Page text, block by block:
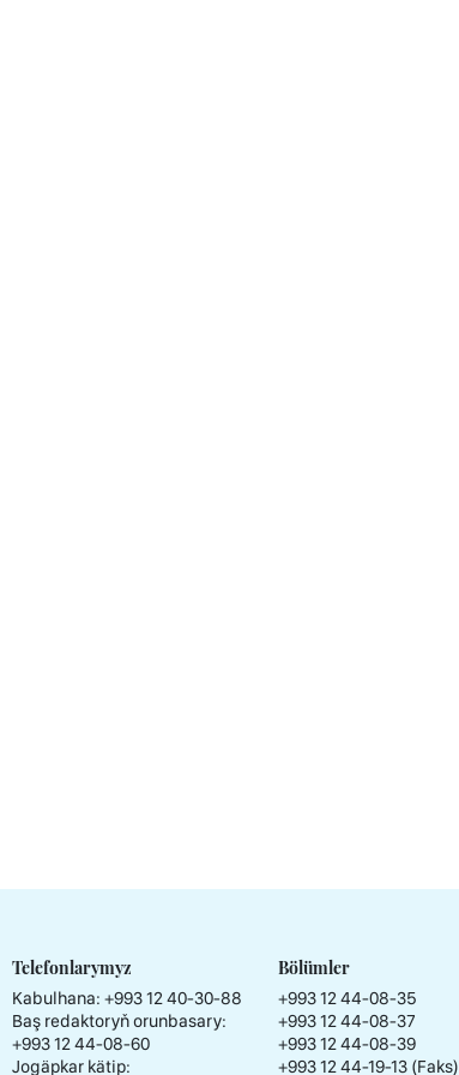
Telefonlarymyz
Kabulhana: +993 12 40-30-88
Baş redaktoryň orunbasary:
+993 12 44-08-60
Jogäpkar kätip:
Bölümler
+993 12 44-08-35
+993 12 44-08-37
+993 12 44-08-39
+993 12 44-19-13 (Faks)